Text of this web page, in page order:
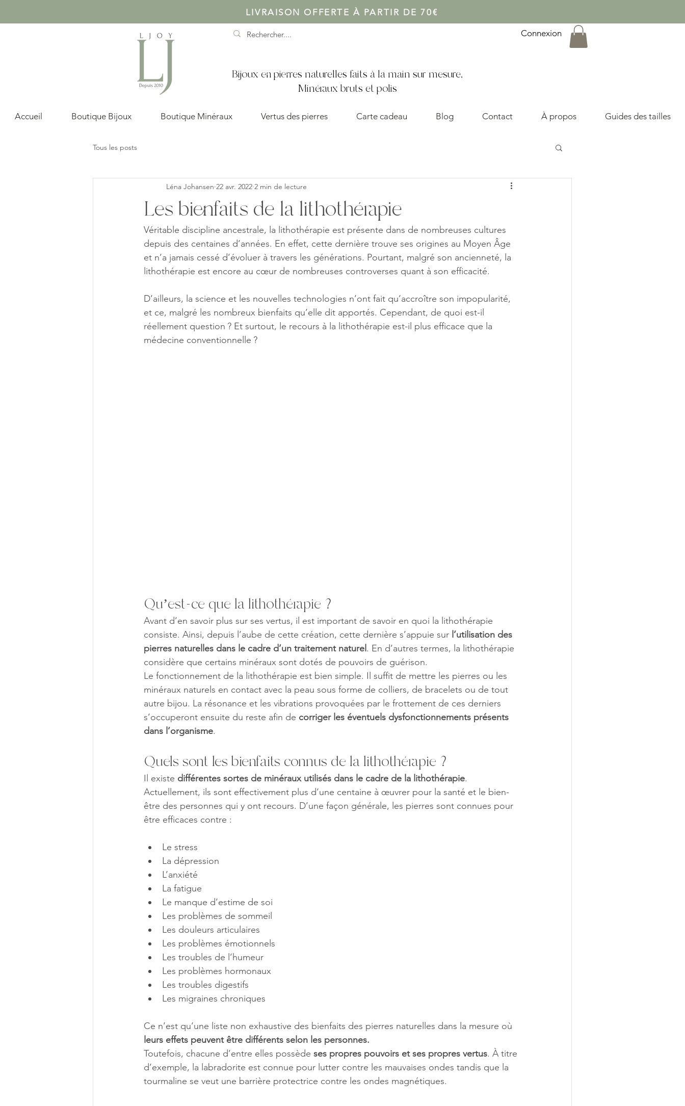
LIVRAISON OFFERTE À PARTIR DE 70€
Connexion
Bijoux en pierres naturelles faits à la main sur mesure,
Minéraux bruts et polis
Accueil Boutique Bijoux Boutique Minéraux Vertus des pierres Carte cadeau Blog Contact À propos Guides des tailles
Tous les posts
Les bienfaits de la lithothérapie
Léna Johansen 22 avr. 2022 2 min de lecture
Véritable discipline ancestrale, la lithothérapie est présente dans de nombreuses cultures
depuis des centaines d’années. En effet, cette dernière trouve ses origines au Moyen Âge
et n’a jamais cessé d’évoluer à travers les générations. Pourtant, malgré son ancienneté, la
lithothérapie est encore au cœur de nombreuses controverses quant à son efficacité.
D’ailleurs, la science et les nouvelles technologies n’ont fait qu’accroître son impopularité,
et ce, malgré les nombreux bienfaits qu’elle dit apportés. Cependant, de quoi est-il
réellement question ? Et surtout, le recours à la lithothérapie est-il plus efficace que la
médecine conventionnelle ?
Qu’est-ce que la lithothérapie ?
Avant d’en savoir plus sur ses vertus, il est important de savoir en quoi la lithothérapie
consiste. Ainsi, depuis l’aube de cette création, cette dernière s’appuie sur l’utilisation des
pierres naturelles dans le cadre d’un traitement naturel . En d’autres termes, la lithothérapie
considère que certains minéraux sont dotés de pouvoirs de guérison.
Le fonctionnement de la lithothérapie est bien simple. Il suffit de mettre les pierres ou les
minéraux naturels en contact avec la peau sous forme de colliers, de bracelets ou de tout
autre bijou. La résonance et les vibrations provoquées par le frottement de ces derniers
s’occuperont ensuite du reste afin de corriger les éventuels dysfonctionnements présents
dans l’organisme.
Quels sont les bienfaits connus de la lithothérapie ?
Il existe différentes sortes de minéraux utilisés dans le cadre de la lithothérapie.
Actuellement, ils sont effectivement plus d’une centaine à œuvrer pour la santé et le bien-
être des personnes qui y ont recours. D’une façon générale, les pierres sont connues pour
être efficaces contre :
Le stress
La dépression
L’anxiété
La fatigue
Le manque d’estime de soi
Les problèmes de sommeil
Les douleurs articulaires
Les problèmes émotionnels
Les troubles de l’humeur
Les problèmes hormonaux
Les troubles digestifs
Les migraines chroniques
Ce n’est qu’une liste non exhaustive des bienfaits des pierres naturelles dans la mesure où
leurs effets peuvent être différents selon les personnes.
Toutefois, chacune d’entre elles possède ses propres pouvoirs et ses propres vertus. À titre
d’exemple, la labradorite est connue pour lutter contre les mauvaises ondes tandis que la
tourmaline se veut une barrière protectrice contre les ondes magnétiques.